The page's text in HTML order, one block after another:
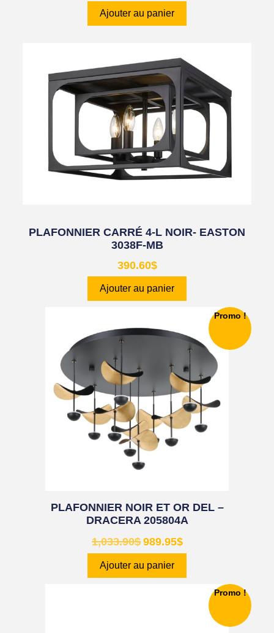
Ajouter au panier
PLAFONNIER CARRÉ 4-L NOIR- EASTON
3038F-MB
390.60$
Ajouter au panier
Promo !
PLAFONNIER NOIR ET OR DEL –
DRACERA 205804A
1,033.90$ 989.95$
Ajouter au panier
Promo !